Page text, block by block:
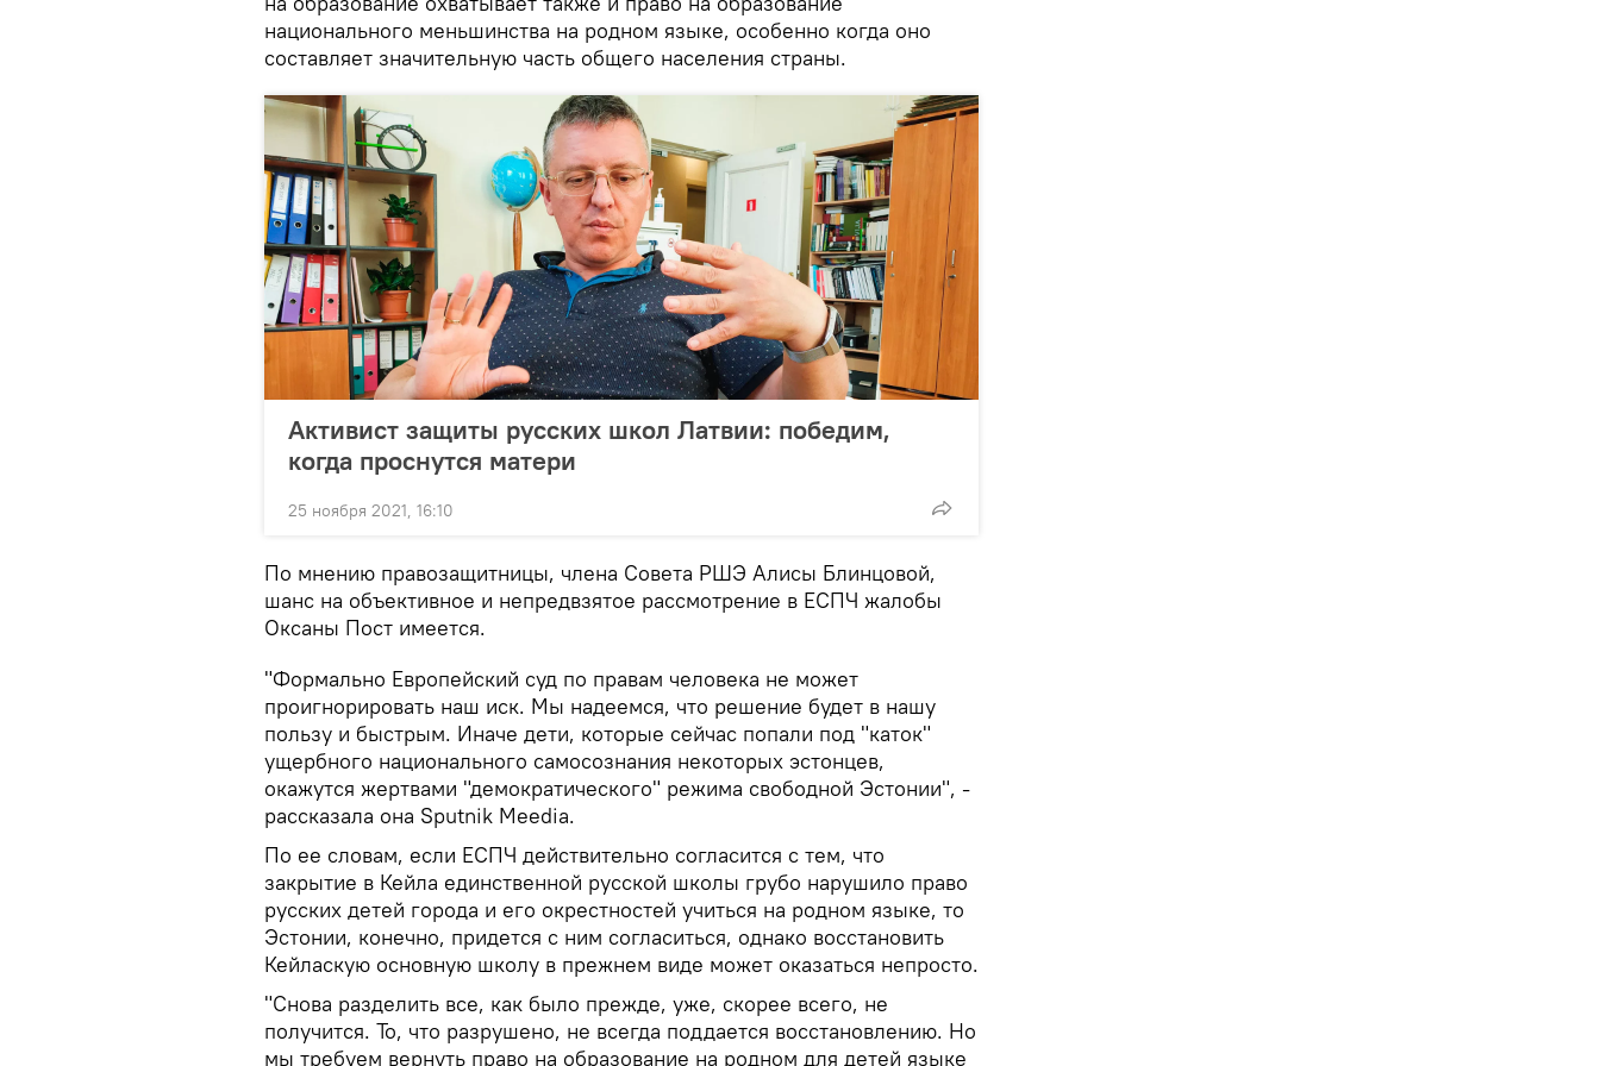
национального меньшинства на родном языке, особенно когда оно
составляет значительную часть общего населения страны.
Активист защиты русских школ Латвии: победим,
когда проснутся матери
25 ноября 2021, 16:10
По мнению правозащитницы, члена Совета РШЭ Алисы Блинцовой,
шанс на объективное и непредвзятое рассмотрение в ЕСПЧ жалобы
Оксаны Пост имеется.
"Формально Европейский суд по правам человека не может
проигнорировать наш иск. Мы надеемся, что решение будет в нашу
пользу и быстрым. Иначе дети, которые сейчас попали под "каток"
ущербного национального самосознания некоторых эстонцев,
окажутся жертвами "демократического" режима свободной Эстонии", -
рассказала она Sputnik Meedia.
По ее словам, если ЕСПЧ действительно согласится с тем, что
закрытие в Кейла единственной русской школы грубо нарушило право
русских детей города и его окрестностей учиться на родном языке, то
Эстонии, конечно, придется с ним согласиться, однако восстановить
Кейласкую основную школу в прежнем виде может оказаться непросто.
"Снова разделить все, как было прежде, уже, скорее всего, не
получится. То, что разрушено, не всегда поддается восстановлению. Но
мы требуем вернуть право на образование на родном для детей языке